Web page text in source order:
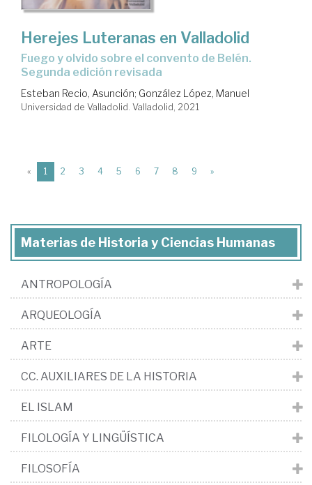
Herejes Luteranas en Valladolid
fuego y olvido sobre el convento de Belén.
Segunda edición revisada
Esteban Recio, Asunción; González López, Manuel
Universidad de Valladolid. Valladolid, 2021
« 1 (current)
2 3 4 5 6 7 8 9 »
Materias de Historia y Ciencias Humanas
ANTROPOLOGÍA
ARQUEOLOGÍA
ARTE
CC. AUXILIARES DE LA HISTORIA
EL ISLAM
FILOLOGÍA Y LINGÜÍSTICA
FILOSOFÍA